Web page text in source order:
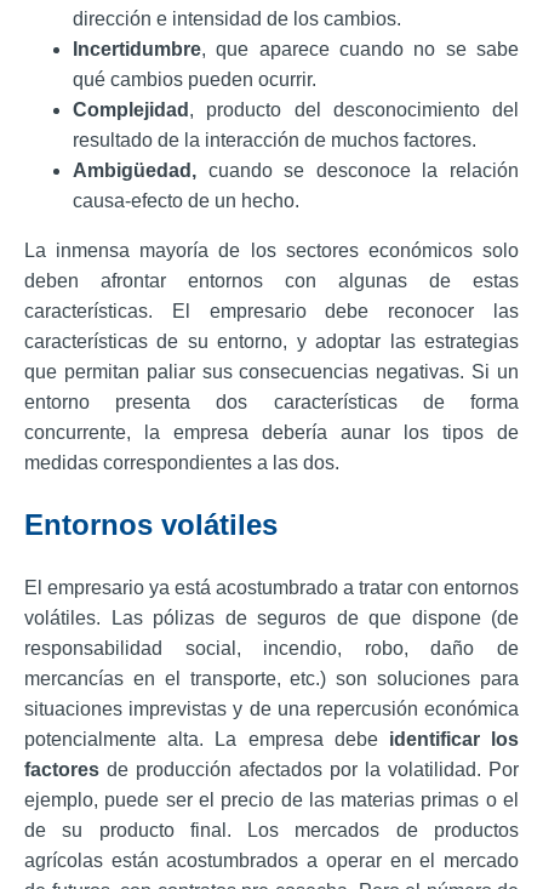
dirección e intensidad de los cambios.
Incertidumbre, que aparece cuando no se sabe
qué cambios pueden ocurrir.
Complejidad , producto del desconocimiento del
resultado de la interacción de muchos factores.
Ambigüedad, cuando se desconoce la relación
causa-efecto de un hecho.
La inmensa mayoría de los sectores económicos solo
deben afrontar entornos con algunas de estas
características. El empresario debe reconocer las
características de su entorno, y adoptar las estrategias
que permitan paliar sus consecuencias negativas. Si un
entorno presenta dos características de forma
concurrente, la empresa debería aunar los tipos de
medidas correspondientes a las dos.
Entornos volátiles
El empresario ya está acostumbrado a tratar con entornos
volátiles. Las pólizas de seguros de que dispone (de
responsabilidad social, incendio, robo, daño de
mercancías en el transporte, etc.) son soluciones para
situaciones imprevistas y de una repercusión económica
potencialmente alta.
La empresa debe identificar los
factores de producción afectados por la volatilidad. Por
ejemplo, puede ser el precio de las materias primas o el
de su producto final. Los mercados de productos
agrícolas están acostumbrados a operar en el mercado